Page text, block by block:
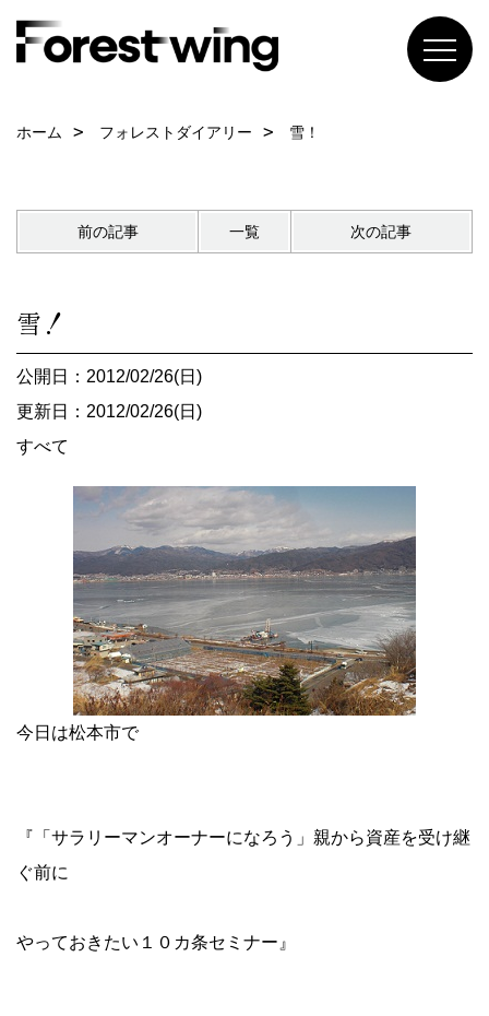
ホーム フォレストダイアリー 雪！
前の記事 一覧 次の記事
雪！
公開日：2012/02/26(日)
更新日：2012/02/26(日)
すべて
今日は松本市で
『「サラリーマンオーナーになろう」親から資産を受け継
ぐ前に
やっておきたい１０カ条セミナー』